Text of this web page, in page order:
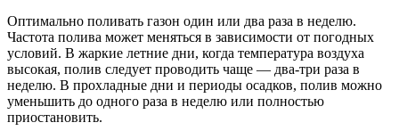
Оптимально поливать газон один или два раза в неделю.
Частота полива может меняться в зависимости от погодных
условий. В жаркие летние дни, когда температура воздуха
высокая, полив следует проводить чаще — два-три раза в
неделю. В прохладные дни и периоды осадков, полив можно
уменьшить до одного раза в неделю или полностью
приостановить.